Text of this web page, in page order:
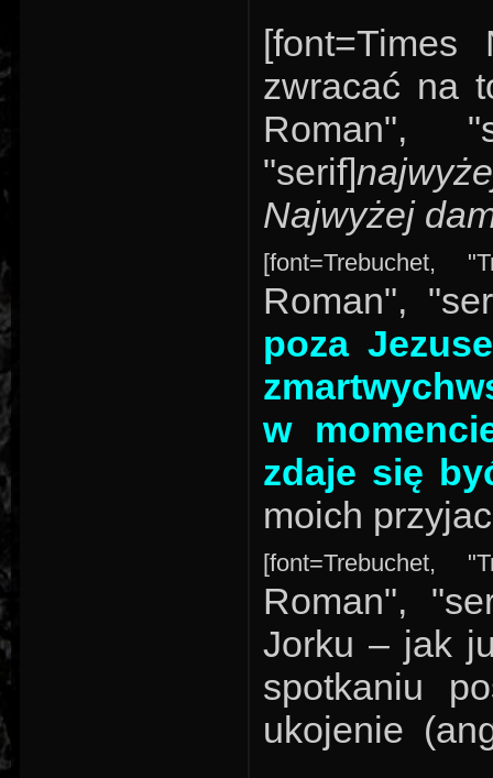
zwracać na
Roman",
"serif]
Najwyżej
[font=Trebuchet,
Roman",
poza
w
zdaje się
moich
[font=Trebuchet,
Roman",
Jorku – jak
spotkaniu
ukojenie